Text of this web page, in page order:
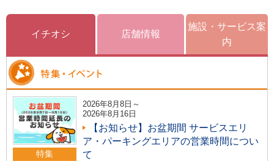
イチオシ 店舗情報
施設・サービス案
内
特集
2026年8月8日～
2026年8月16日
【お知らせ】お盆期間 サービスエリ
ア・パーキングエリアの営業時間につい
て